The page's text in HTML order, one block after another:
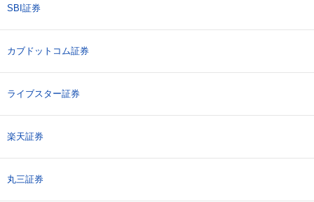
SBI証券
カブドットコム証券
ライブスター証券
楽天証券
丸三証券